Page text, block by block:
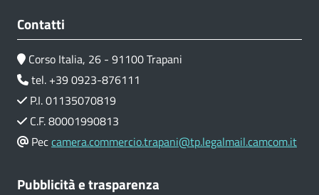
Contatti
Corso Italia, 26 - 91100 Trapani
tel. +39 0923-876111
P.I. 01135070819
C.F. 80001990813
Peccamera.commercio.trapani@tp.legalmail.camcom.it
Pubblicità e trasparenza